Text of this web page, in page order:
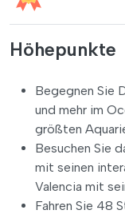
Höhepunkte
Begegnen Sie
und mehr im
größten
Besuchen Sie
mit seinen
Valencia mit
Fahren Sie 48